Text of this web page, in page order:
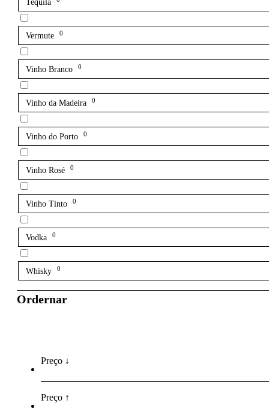
Tequila
Vermute 0
Vinho Branco 0
Vinho da Madeira 0
Vinho do Porto 0
Vinho Rosé 0
Vinho Tinto 0
Vodka 0
Whisky 0
Ordernar
Preço ↓
Preço ↑